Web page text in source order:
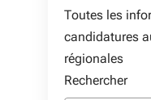
Toutes les
candidatures
régionales
Rechercher une
Rechercher